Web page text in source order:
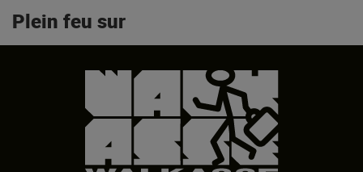
Plein feu sur